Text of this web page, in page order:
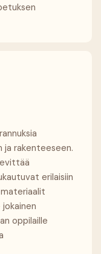
rakenteeseen.
erilaisiin
oppilaille